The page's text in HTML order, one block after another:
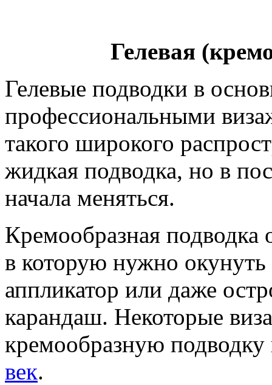
Гелевая
Гелевые подводки в
профессиональными
такого широкого
жидкая подводка, но в
начала меняться.
Кремообразная подводка
в которую нужно
аппликатор или даже
карандаш. Некоторые
кремообразную подводку
век.